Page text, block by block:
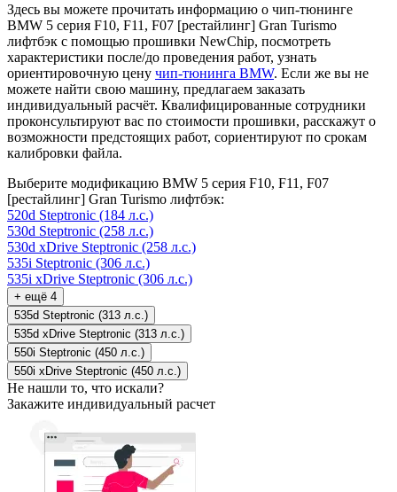
Здесь вы можете прочитать информацию о чип-тюнинге
BMW 5 серия F10, F11, F07 [рестайлинг] Gran Turismo
лифтбэк с помощью прошивки NewChip, посмотреть
характеристики после/до проведения работ, узнать
ориентировочную цену чип-тюнинга BMW. Если же вы не
можете найти свою машину, предлагаем заказать
индивидуальный расчёт. Квалифицированные сотрудники
проконсультируют вас по стоимости прошивки, расскажут о
возможности предстоящих работ, сориентируют по срокам
калибровки файла.
Выберите модификацию BMW 5 серия F10, F11, F07
[рестайлинг] Gran Turismo лифтбэк:
520d Steptronic (184 л.с.)
530d Steptronic (258 л.с.)
530d xDrive Steptronic (258 л.с.)
535i Steptronic (306 л.с.)
535i xDrive Steptronic (306 л.с.)
+ ещё 4
535d Steptronic (313 л.с.)
535d xDrive Steptronic (313 л.с.)
550i Steptronic (450 л.с.)
550i xDrive Steptronic (450 л.с.)
Не нашли то, что искали?
Закажите индивидуальный расчет